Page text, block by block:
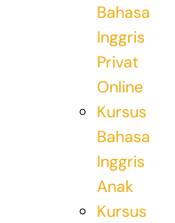
Bahasa
Inggris
Privat
Online
Kursus
Bahasa
Inggris
Anak
Kursus